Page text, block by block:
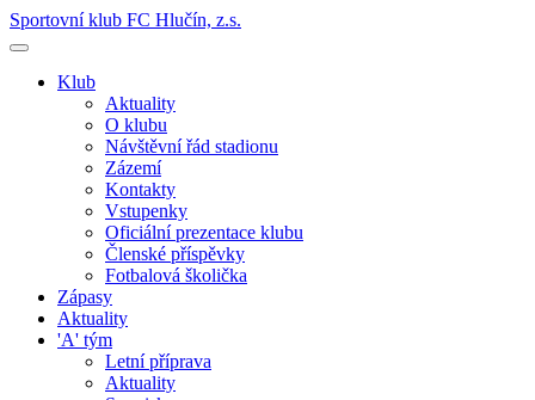
Sportovní klub FC Hlučín, z.s.
Klub
Aktuality
O klubu
Návštěvní řád stadionu
Zázemí
Kontakty
Vstupenky
Oficiální prezentace klubu
Členské příspěvky
Fotbalová školička
Zápasy
Aktuality
'A' tým
Letní příprava
Aktuality